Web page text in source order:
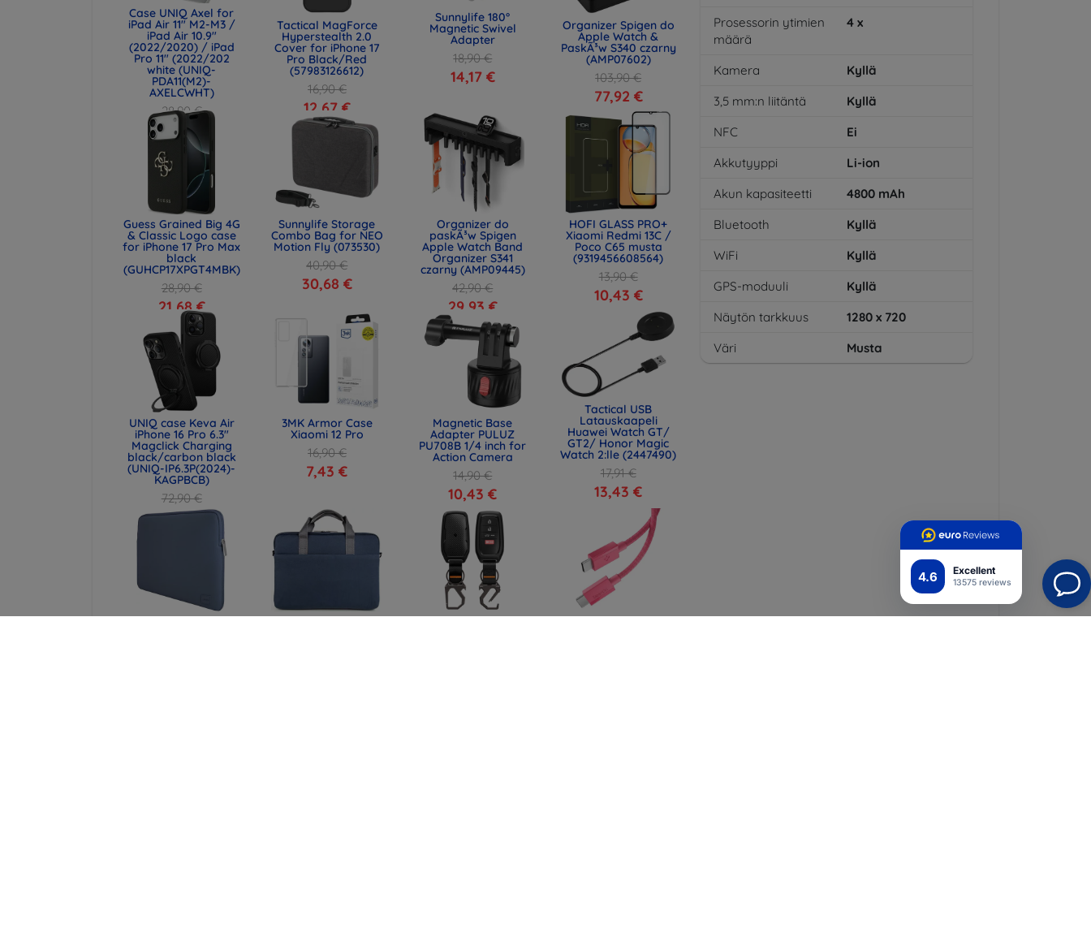
4.6 Excellent
13575 reviews
Case UNIQ Axel for
iPad Air 11" M2-M3 /
iPad Air 10.9"
(2022/2020) / iPad
Pro 11" (2022/202
white (UNIQ-
PDA11(M2)-
AXELCWHT)
28,90 €
21,68 €
Tactical MagForce
Hyperstealth 2.0
Cover for iPhone 17
Pro Black/Red
(57983126612)
16,90 €
12,67 €
Guess Grained Big 4G
& Classic Logo case
for iPhone 17 Pro Max
black
(GUHCP17XPGT4MBK)
28,90 €
21,68 €
Sunnylife Storage
Combo Bag for NEO
Motion Fly (073530)
40,90 €
30,68 €
UNIQ case Keva Air
iPhone 16 Pro 6.3"
Magclick Charging
black/carbon black
(UNIQ-IP6.3P(2024)-
KAGPBCB)
72,90 €
54,67 €
3MK Armor Case
Xiaomi 12 Pro
16,90 €
7,43 €
Sunnylife 180°
Magnetic Swivel
Adapter
18,90 €
14,17 €
Organizer Spigen do
Apple Watch &
PaskÃ³w S340 czarny
(AMP07602)
103,90 €
77,92 €
Organizer do
paskÃ³w Spigen
Apple Watch Band
Organizer S341
czarny (AMP09445)
42,90 €
29,93 €
HOFI GLASS PRO+
Xiaomi Redmi 13C /
Poco C65 musta
(9319456608564)
13,90 €
10,43 €
Magnetic Base
Adapter PULUZ
PU708B 1/4 inch for
Action Camera
14,90 €
10,43 €
Tactical USB
Latauskaapeli
Huawei Watch GT/
GT2/ Honor Magic
Watch 2:lle (2447490)
17,91 €
13,43 €
Prosessorin ytimien
määrä
4 x
Kamera
Kyllä
3,5 mm:n liitäntä
Kyllä
NFC
Ei
Akkutyyppi
Li-ion
Akun kapasiteetti
4800 mAh
Bluetooth
Kyllä
WiFi
Kyllä
GPS-moduuli
Kyllä
Näytön tarkkuus
1280 x 720
Väri
Musta